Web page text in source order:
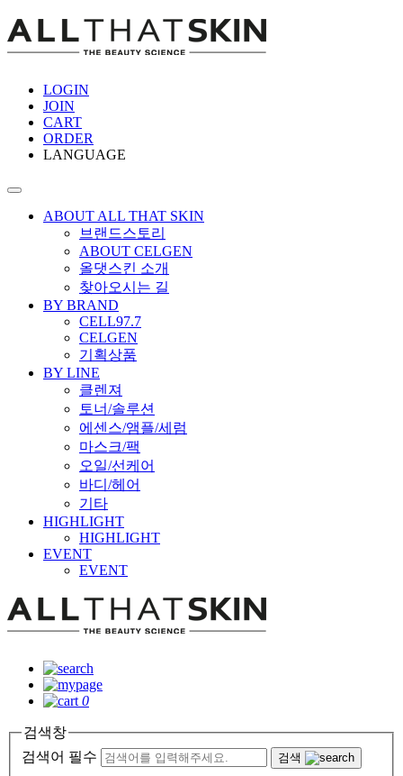
LOGIN
JOIN
CART
ORDER
LANGUAGE
ABOUT ALL THAT SKIN
브랜드스토리
ABOUT CELGEN
올댓스킨 소개
찾아오시는 길
BY BRAND
CELL97.7
CELGEN
기획상품
BY LINE
클렌져
토너/솔루션
에센스/앰플/세럼
마스크/팩
오일/선케어
바디/헤어
기타
HIGHLIGHT
HIGHLIGHT
EVENT
EVENT
0
검색창
검색어 필수
검색